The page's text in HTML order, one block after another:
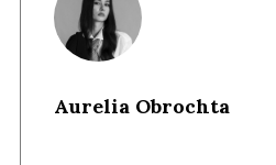
Aurelia Obrochta